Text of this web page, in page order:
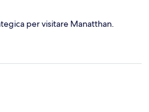
per visitare Manatthan.